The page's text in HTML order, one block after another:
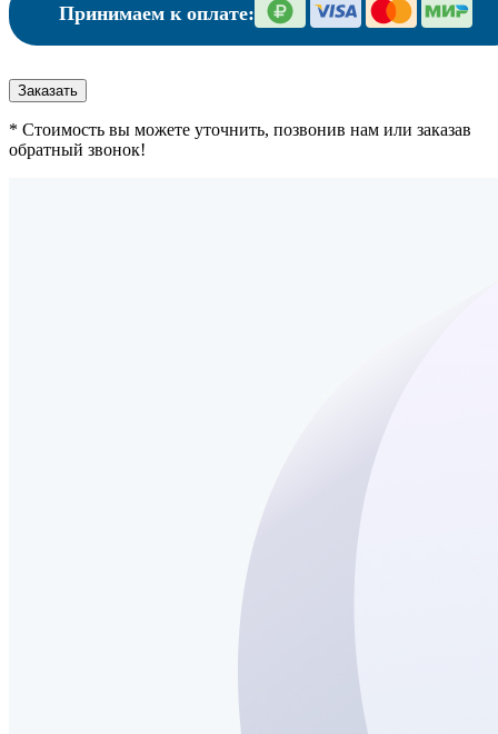
Принимаем к оплате:
Заказать
* Стоимость вы можете уточнить, позвонив нам или заказав
обратный звонок!